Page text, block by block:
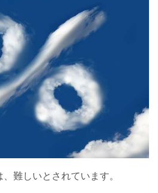
難しいとされています。